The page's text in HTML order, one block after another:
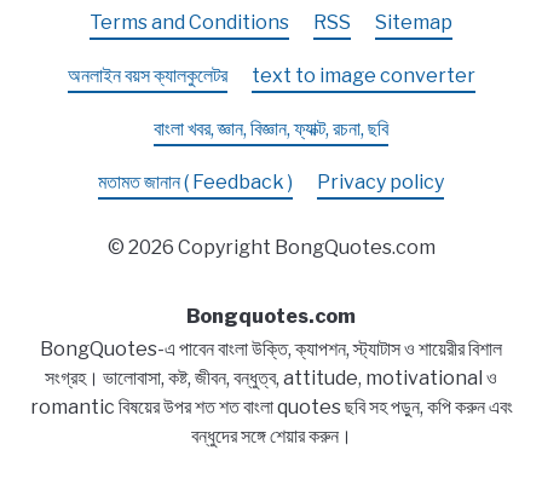
Terms and Conditions RSS Sitemap
অনলাইন বয়স ক্যালকুলেটর text to image converter
বাংলা খবর, জ্ঞান, বিজ্ঞান, ফ্যাক্ট, রচনা, ছবি
মতামত জানান ( Feedback ) Privacy policy
© 2026 Copyright BongQuotes.com
Bongquotes.com
BongQuotes-এ পাবেন বাংলা উক্তি, ক্যাপশন, স্ট্যাটাস ও শায়েরীর বিশাল
সংগ্রহ। ভালোবাসা, কষ্ট, জীবন, বন্ধুত্ব, attitude, motivational ও
romantic বিষয়ের উপর শত শত বাংলা quotes ছবি সহ পড়ুন, কপি করুন এবং
বন্ধুদের সঙ্গে শেয়ার করুন।